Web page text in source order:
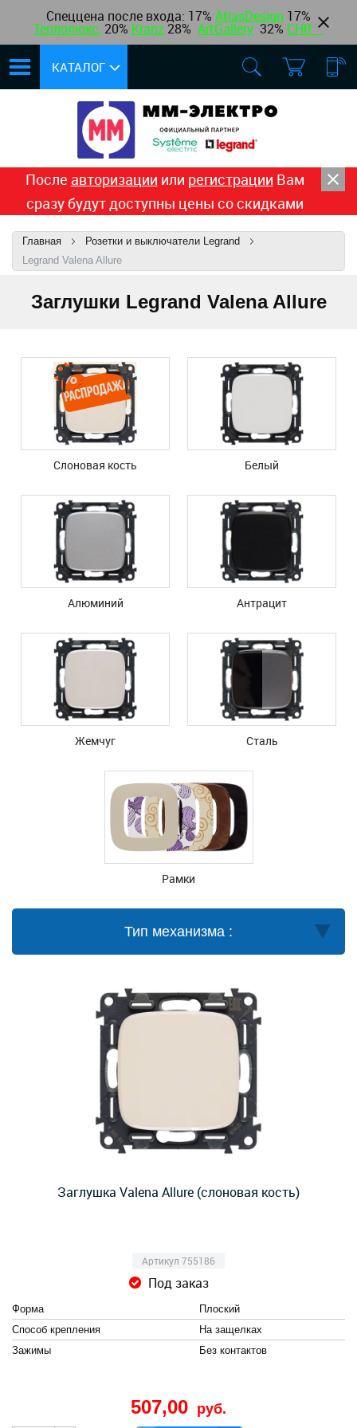
Спеццена после входа: 17% AtlasDesign 17%
Теплолюкс, 20% Kranz 28% ArtGallery 32% CHINT
КАТАЛОГ
После авторизации или регистрации Вам
сразу будут доступны цены со скидками
Главная
Розетки и выключатели Legrand
Legrand Valena Allure
Заглушки Legrand Valena Allure
Cлоновая кость Белый
Алюминий Антрацит
Жемчуг Сталь
Рамки
Тип механизма :
Заглушка Valena Allure (слоновая кость)
Артикул 755186
Под заказ
Форма
Плоский
Способ крепления
На защелках
Зажимы
Без контактов
507,00 руб.